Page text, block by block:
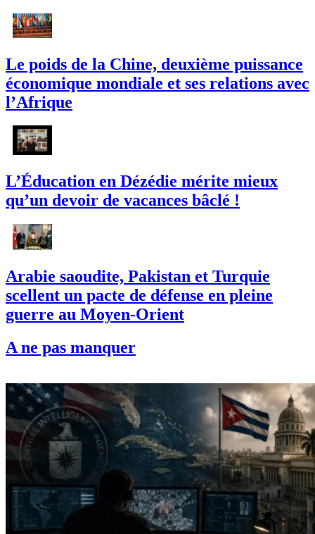
Le poids de la Chine, deuxième puissance
économique mondiale et ses relations avec
l’Afrique
L’Éducation en Dézédie mérite mieux
qu’un devoir de vacances bâclé !
Arabie saoudite, Pakistan et Turquie
scellent un pacte de défense en pleine
guerre au Moyen-Orient
A ne pas manquer